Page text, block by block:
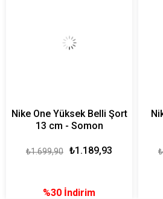
Nike One Yüksek Belli Şort
13 cm - Somon
₺1.189,93
₺1.699,90
%30 İndirim